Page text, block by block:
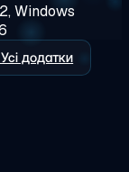
Windows
додатки